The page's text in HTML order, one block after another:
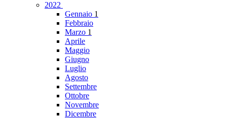
2022
Gennaio 1
Febbraio
Marzo 1
Aprile
Maggio
Giugno
Luglio
Agosto
Settembre
Ottobre
Novembre
Dicembre